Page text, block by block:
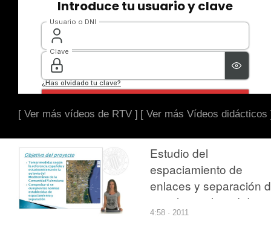
[ Ver más vídeos de RTV ] [ Ver más Vídeos didácticos
Estudio del
espaciamiento de
enlaces y separación
ramales en la red de
autovías y autopistas
4:58 · 2011